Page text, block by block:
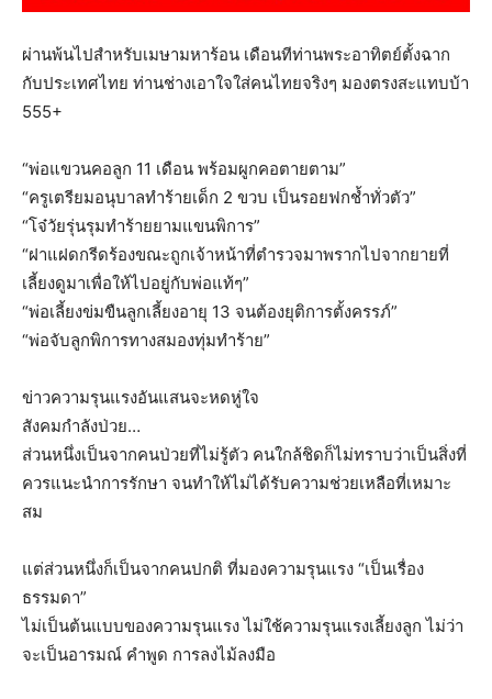
ผ่านพ้นไปสำหรับเมษามหาร้อน เดือนทีท่านพระอาทิตย์ตั้งฉาก
กับประเทศไทย ท่านช่างเอาใจใส่คนไทยจริงๆ มองตรงสะแทบบ้า
555+
“พ่อแขวนคอลูก 11 เดือน พร้อมผูกคอตายตาม”
“ครูเตรียมอนุบาลทำร้ายเด็ก 2 ขวบ เป็นรอยฟกช้ำทั่วตัว”
“โจ๋วัยรุ่นรุมทำร้ายยามแขนพิการ”
“ฝาแฝดกรีดร้องขณะถูกเจ้าหน้าที่ตำรวจมาพรากไปจากยายที่
เลี้ยงดูมาเพื่อให้ไปอยู่กับพ่อแท้ๆ”
“พ่อเลี้ยงข่มขืนลูกเลี้ยงอายุ 13 จนต้องยุติการตั้งครรภ์”
“พ่อจับลูกพิการทางสมองทุ่มทำร้าย”
ข่าวความรุนแรงอันแสนจะหดหู่ใจ
สังคมกำลังป่วย…
ส่วนหนึ่งเป็นจากคนป่วยที่ไม่รู้ตัว คนใกล้ชิดก็ไม่ทราบว่าเป็นสิ่งที่
ควรแนะนำการรักษา จนทำให้ไม่ได้รับความช่วยเหลือที่เหมาะ
สม
แต่ส่วนหนึ่งก็เป็นจากคนปกติ ที่มองความรุนแรง “เป็นเรื่อง
ธรรมดา”
ไม่เป็นต้นแบบของความรุนแรง ไม่ใช้ความรุนแรงเลี้ยงลูก ไม่ว่า
จะเป็นอารมณ์ คำพูด การลงไม้ลงมือ